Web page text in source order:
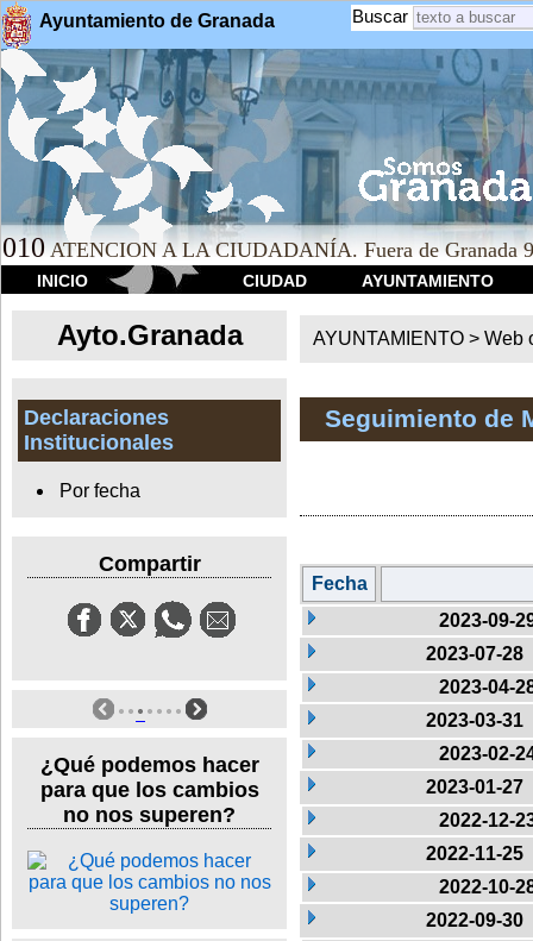
Ayuntamiento de Granada Buscar
010 ATENCION A LA CIUDADANÍA. Fuera de Granada
INICIO CIUDAD AYUNTAMIENTO
Ayto.Granada
Declaraciones
Institucionales
Por fecha
Compartir
¿Qué podemos hacer
para que los cambios
no nos superen?
AYUNTAMIENTO > Web
Seguimiento de
Fecha
2023-09-
2023-07-28
2023-04-
2023-03-31
2023-02-
2023-01-27
2022-12-
2022-11-25
2022-10-
2022-09-30